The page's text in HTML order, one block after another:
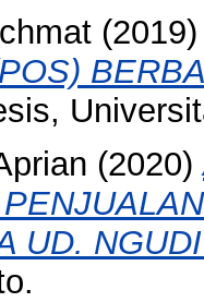
(2020)
UD.